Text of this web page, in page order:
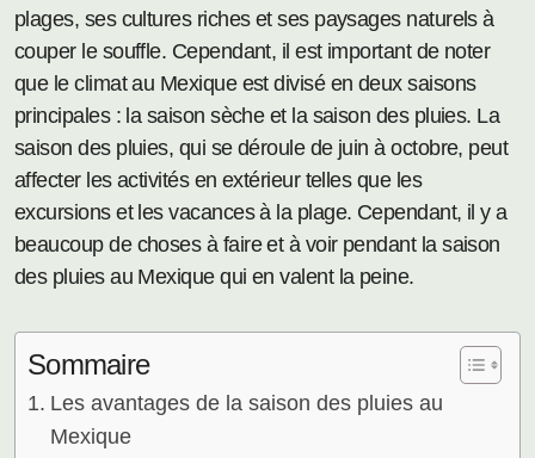
plages, ses cultures riches et ses paysages naturels à
couper le souffle. Cependant, il est important de noter
que le climat au Mexique est divisé en deux saisons
principales : la saison sèche et la saison des pluies. La
saison des pluies, qui se déroule de juin à octobre, peut
affecter les activités en extérieur telles que les
excursions et les vacances à la plage. Cependant, il y a
beaucoup de choses à faire et à voir pendant la saison
des pluies au Mexique qui en valent la peine.
Sommaire
Les avantages de la saison des pluies au
Mexique